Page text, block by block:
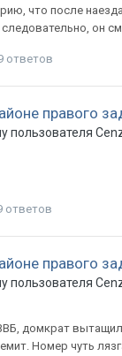
что после
он
ответов
правого
пользователя
ответов
правого
пользователя
домкрат
Номер чуть